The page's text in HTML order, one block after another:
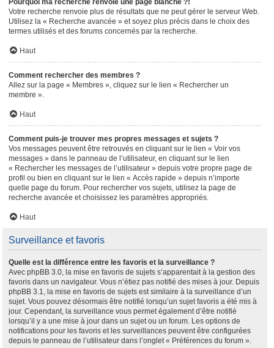
Pourquoi ma recherche renvoie une page blanche ?!
Votre recherche renvoie plus de résultats que ne peut gérer le serveur Web.
Utilisez la « Recherche avancée » et soyez plus précis dans le choix des
termes utilisés et des forums concernés par la recherche.
Haut
Comment rechercher des membres ?
Allez sur la page « Membres », cliquez sur le lien « Rechercher un
membre ».
Haut
Comment puis-je trouver mes propres messages et sujets ?
Vos messages peuvent être retrouvés en cliquant sur le lien « Voir vos
messages » dans le panneau de l’utilisateur, en cliquant sur le lien
« Rechercher les messages de l’utilisateur » depuis votre propre page de
profil ou bien en cliquant sur le lien « Accès rapide » depuis n’importe
quelle page du forum. Pour rechercher vos sujets, utilisez la page de
recherche avancée et choisissez les paramètres appropriés.
Haut
Surveillance et favoris
Quelle est la différence entre les favoris et la surveillance ?
Avec phpBB 3.0, la mise en favoris de sujets s’apparentait à la gestion des
favoris dans un navigateur. Vous n’étiez pas notifié des mises à jour. Depuis
phpBB 3.1, la mise en favoris de sujets est similaire à la surveillance d’un
sujet. Vous pouvez désormais être notifié lorsqu’un sujet favoris a été mis à
jour. Cependant, la surveillance vous permet également d’être notifié
lorsqu’il y a une mise à jour dans un sujet ou un forum. Les options de
notifications pour les favoris et les surveillances peuvent être configurées
depuis le panneau de l’utilisateur dans l’onglet « Préférences du forum ».